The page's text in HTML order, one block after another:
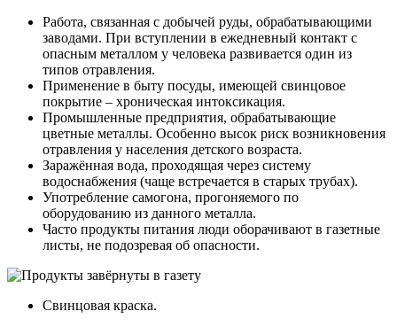
О нас
Работа, связанная с добычей руды, обрабатывающими
заводами. При вступлении в ежедневный контакт с
опасным металлом у человека развивается один из
типов отравления.
Применение в быту посуды, имеющей свинцовое
покрытие – хроническая интоксикация.
Промышленные предприятия, обрабатывающие
цветные металлы. Особенно высок риск возникновения
отравления у населения детского возраста.
Заражённая вода, проходящая через систему
водоснабжения (чаще встречается в старых трубах).
Употребление самогона, прогоняемого по
оборудованию из данного металла.
Часто продукты питания люди оборачивают в газетные
листы, не подозревая об опасности.
Свинцовая краска.